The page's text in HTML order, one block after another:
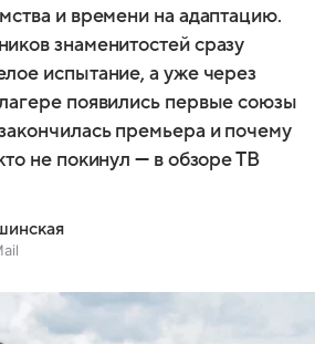
и времени на адаптацию.
знаменитостей сразу
испытание, а уже через
появились первые союзы
премьера и почему
не покинул — в обзоре ТВ